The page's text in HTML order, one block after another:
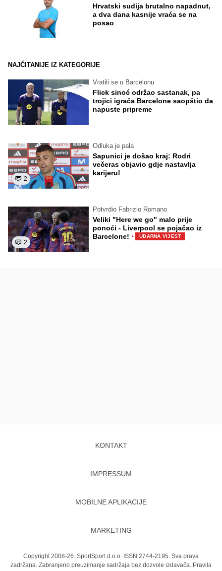
Hrvatski sudija brutalno napadnut,
a dva dana kasnije vraća se na
posao
NAJČITANIJE IZ KATEGORIJE
Vratili se u Barcelonu
Flick sinoć održao sastanak, pa
trojici igrača Barcelone saopštio da
napuste pripreme
2
Odluka je pala
Sapunici je došao kraj: Rodri
večeras objavio gdje nastavlja
karijeru!
2
Potvrdio Fabrizio Romano
Veliki "Here we go" malo prije
ponoći - Liverpool se pojačao iz
Barcelone! · UDARNA VIJEST
KONTAKT
IMPRESSUM
MOBILNE APLIKACIJE
MARKETING
Copyright 2008-26. SportSport d.o.o. ISSN 2744-2195. Sva prava
zadržana. Zabranjeno preuzimanje sadržaja bez dozvole izdavača. Pravila